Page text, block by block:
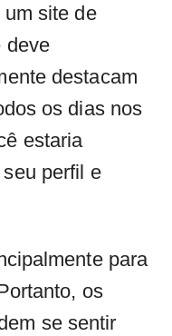
um site de
deve
destacam
os dias nos
estaria
perfil e
para
os
se sentir